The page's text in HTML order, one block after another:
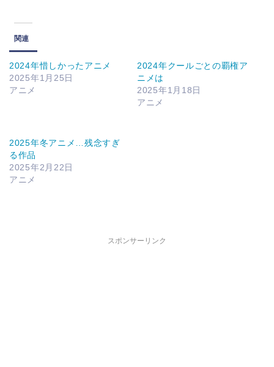
関連
2024年惜しかったアニメ
2025年1月25日
アニメ
2024年クールごとの覇権ア
ニメは
2025年1月18日
アニメ
2025年冬アニメ…残念すぎ
る作品
2025年2月22日
アニメ
スポンサーリンク